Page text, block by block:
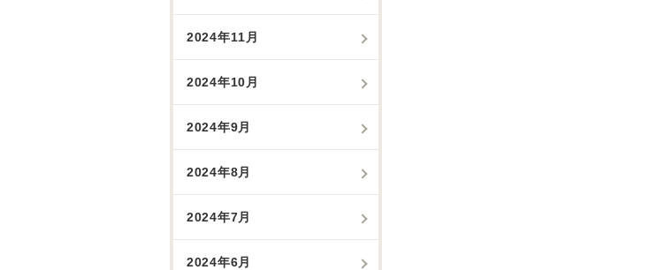
2024年11月
2024年10月
2024年9月
2024年8月
2024年7月
2024年6月